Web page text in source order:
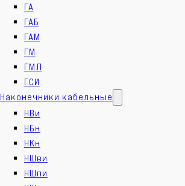
ГА
ГАБ
ГАМ
ГМ
ГМЛ
ГСИ
Наконечники кабельные
НВи
НБн
НКн
НШви
НШпи